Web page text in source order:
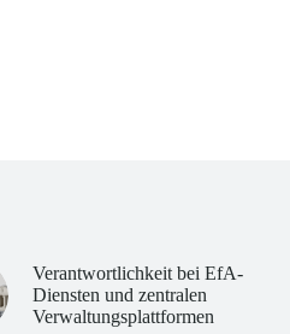
Verantwortlichkeit bei EfA-
Diensten und zentralen
Verwaltungsplattformen